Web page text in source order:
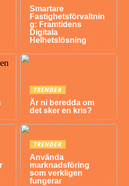
Smartare
Fastighetsförvaltnin
g: Framtidens
Digitala
Helhetslösning
TRENDER
Är ni beredda om
det sker en kris?
TRENDER
Använda
marknadsföring
som verkligen
fungerar